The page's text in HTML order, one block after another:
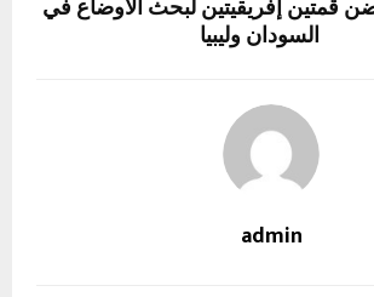
قمتين إفريقيتين لبحث الأوضاع في
السودان وليبيا
admin